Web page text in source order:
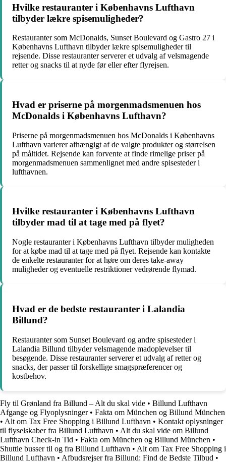
Hvilke restauranter i Københavns Lufthavn
tilbyder lækre spisemuligheder?
Restauranter som McDonalds, Sunset Boulevard og Gastro 27 i
Københavns Lufthavn tilbyder lækre spisemuligheder til
rejsende. Disse restauranter serverer et udvalg af velsmagende
retter og snacks til at nyde før eller efter flyrejsen.
Hvad er priserne på morgenmadsmenuen hos
McDonalds i Københavns Lufthavn?
Priserne på morgenmadsmenuen hos McDonalds i Københavns
Lufthavn varierer afhængigt af de valgte produkter og størrelsen
på måltidet. Rejsende kan forvente at finde rimelige priser på
morgenmadsmenuen sammenlignet med andre spisesteder i
lufthavnen.
Hvilke restauranter i Københavns Lufthavn
tilbyder mad til at tage med på flyet?
Nogle restauranter i Københavns Lufthavn tilbyder muligheden
for at købe mad til at tage med på flyet. Rejsende kan kontakte
de enkelte restauranter for at høre om deres take-away
muligheder og eventuelle restriktioner vedrørende flymad.
Hvad er de bedste restauranter i Lalandia
Billund?
Restauranter som Sunset Boulevard og andre spisesteder i
Lalandia Billund tilbyder velsmagende madoplevelser til
besøgende. Disse restauranter serverer et udvalg af retter og
snacks, der passer til forskellige smagspræferencer og
kostbehov.
Fly til Grønland fra Billund – Alt du skal vide • Billund Lufthavn
Afgange og Flyoplysninger• Fakta om München og Billund München
• Alt om Tax Free Shopping i Billund Lufthavn • Kontakt oplysninger
til flyselskaber fra Billund Lufthavn • Alt du skal vide om Billund
Lufthavn Check-in Tid • Fakta om München og Billund München •
Shuttle busser til og fra Billund Lufthavn • Alt om Tax Free Shopping i
Billund Lufthavn • Afbudsrejser fra Billund: Find de Bedste Tilbud •